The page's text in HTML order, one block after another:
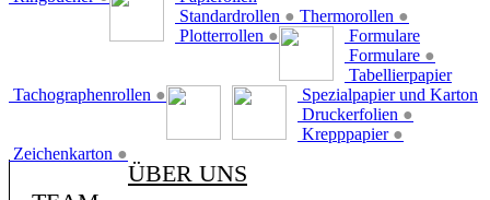
Standardrollen ● Thermorollen ●
Plotterrollen ●
Formulare
Formulare ●
Tachographenrollen ●
Tabellierpapier
Spezialpapier und Karton
Druckerfolien ●
Krepppapier ●
Zeichenkarton ●
ÜBER UNS